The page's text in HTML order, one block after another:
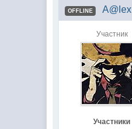
OFFLINE A@lex
Участник
Участники